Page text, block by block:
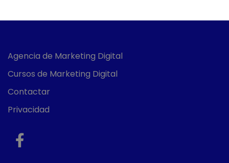
Agencia de Marketing Digital
Cursos de Marketing Digital
Contactar
Privacidad